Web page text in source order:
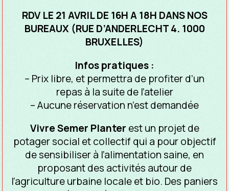
RDV LE 21 AVRIL DE 16H A 18H DANS NOS
BUREAUX (RUE D’ANDERLECHT 4. 1000
BRUXELLES)
Infos pratiques :
– Prix libre, et permettra de profiter d’un
repas à la suite de l’atelier
– Aucune réservation n’est demandée
Vivre Semer Planter est un projet de
potager social et collectif qui a pour objectif
de sensibiliser à l’alimentation saine, en
proposant des activités autour de
l’agriculture urbaine locale et bio. Des paniers